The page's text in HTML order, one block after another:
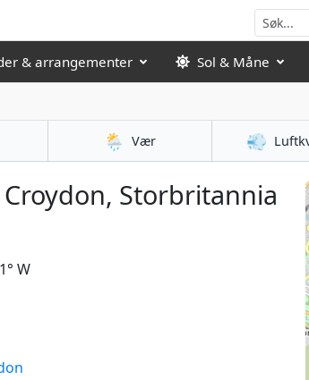
& arrangementer Sol & Måne
🌦️ Vær 💨
Storbritannia
W